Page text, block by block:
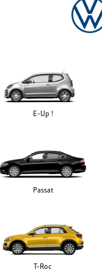
E-Up !
Passat
T-Roc